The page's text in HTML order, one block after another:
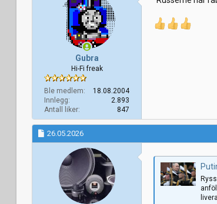
o
e
Gubra
Hi-Fi freak
Ble medlem
18.08.2004
Innlegg
2.893
Antall liker
847
26.05.2026